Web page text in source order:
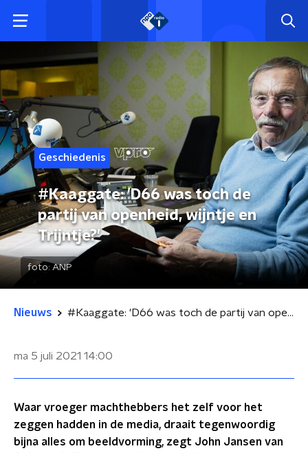
Geschiedenis
#Kaaggate: 'D66 was toch de
partij van openheid, wijntje en
Trijntje?'
foto: ANP
Nieuws #Kaaggate: 'D66 was toch de partij van openheid, wijntje en Trijntje?'
ma 5 juli 2021 14:00
Waar vroeger machthebbers het zelf voor het
zeggen hadden in de media, draait tegenwoordig
bijna alles om beeldvorming, zegt John Jansen van